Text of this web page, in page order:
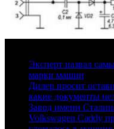
Эксперт назвал
марки машин
Дилер просит
какие документы
Завод имени
Volkswagen Caddy